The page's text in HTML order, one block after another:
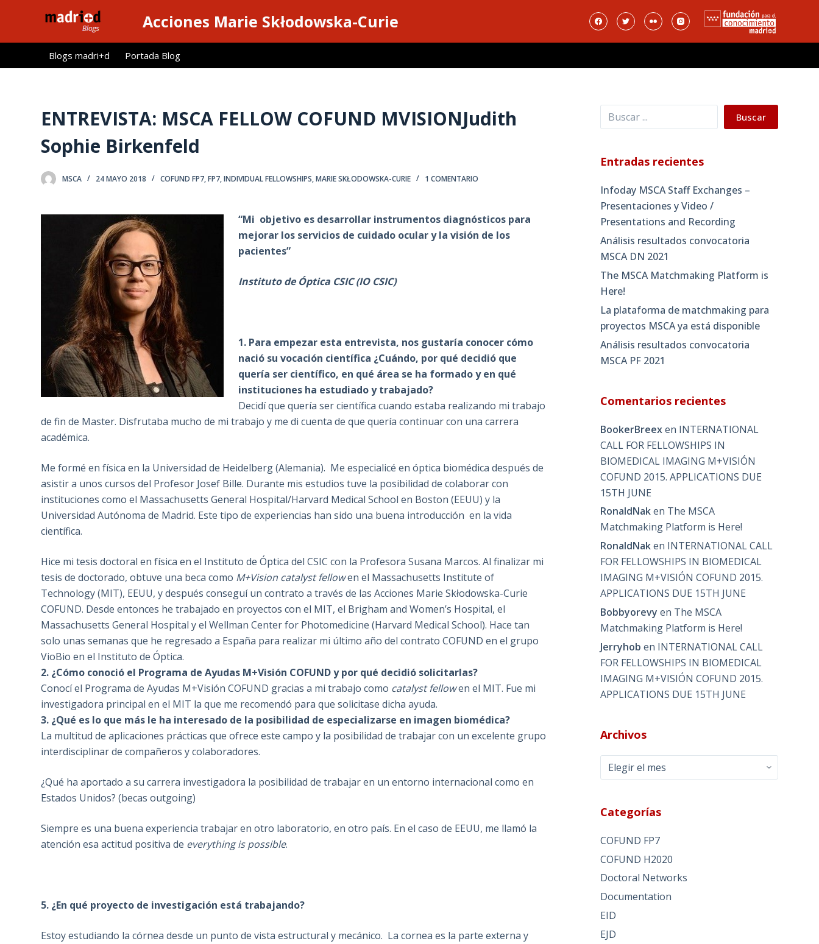
l
Acciones Marie Skłodowska-Curie
Blogs madri+d Portada Blog
ENTREVISTA: MSCA FELLOW COFUND MVISIONJudith
Sophie Birkenfeld
MSCA 24 MAYO 2018 COFUND FP7,FP7,INDIVIDUAL FELLOWSHIPS,MARIE SKŁODOWSKA-CURIE 1 COMENTARIO
“Mi objetivo es desarrollar instrumentos diagnósticos para
mejorar los servicios de cuidado ocular y la visión de los
pacientes”
Instituto de Óptica CSIC (IO CSIC)
1. Para empezar esta entrevista, nos gustaría conocer cómo
nació su vocación científica ¿Cuándo, por qué decidió que
quería ser científico, en qué área se ha formado y en qué
instituciones ha estudiado y trabajado?
Decidí que quería ser científica cuando estaba realizando mi trabajo
de fin de Master. Disfrutaba mucho de mi trabajo y me di cuenta de que quería continuar con una carrera
académica.
Me formé en física en la Universidad de Heidelberg (Alemania). Me especialicé en óptica biomédica después de
asistir a unos cursos del Profesor Josef Bille. Durante mis estudios tuve la posibilidad de colaborar con
instituciones como el Massachusetts General Hospital/Harvard Medical School en Boston (EEUU) y la
Universidad Autónoma de Madrid. Este tipo de experiencias han sido una buena introducción en la vida
científica.
Hice mi tesis doctoral en física en el Instituto de Óptica del CSIC con la Profesora Susana Marcos. Al finalizar mi
tesis de doctorado, obtuve una beca como M+Vision catalyst fellowen el Massachusetts Institute of
Technology (MIT), EEUU, y después conseguí un contrato a través de las Acciones Marie Skłodowska-Curie
COFUND. Desde entonces he trabajado en proyectos con el MIT, el Brigham and Women’s Hospital, el
Massachusetts General Hospital y el Wellman Center for Photomedicine (Harvard Medical School). Hace tan
solo unas semanas que he regresado a España para realizar mi último año del contrato COFUND en el grupo
VioBio en el Instituto de Óptica.
2. ¿Cómo conoció el Programa de Ayudas M+Visión COFUND y por qué decidió solicitarlas?
Conocí el Programa de Ayudas M+Visión COFUND gracias a mi trabajo como catalyst fellowen el MIT. Fue mi
investigadora principal en el MIT la que me recomendó para que solicitase dicha ayuda.
3. ¿Qué es lo que más le ha interesado de la posibilidad de especializarse en imagen biomédica?
La multitud de aplicaciones prácticas que ofrece este campo y la posibilidad de trabajar con un excelente grupo
interdisciplinar de compañeros y colaboradores.
¿Qué ha aportado a su carrera investigadora la posibilidad de trabajar en un entorno internacional como en
Estados Unidos? (becas outgoing)
Siempre es una buena experiencia trabajar en otro laboratorio, en otro país. En el caso de EEUU, me llamó la
atención esa actitud positiva de everything is possible.
5. ¿En qué proyecto de investigación está trabajando?
Estoy estudiando la córnea desde un punto de vista estructural y mecánico. La cornea es la parte externa y
Buscar Buscar
Entradas recientes
Infoday MSCA Staff Exchanges –
Presentaciones y Video /
Presentations and Recording
Análisis resultados convocatoria
MSCA DN 2021
The MSCA Matchmaking Platform is
Here!
La plataforma de matchmaking para
proyectos MSCA ya está disponible
Análisis resultados convocatoria
MSCA PF 2021
Comentarios recientes
BookerBreexen INTERNATIONAL
CALL FOR FELLOWSHIPS IN
BIOMEDICAL IMAGING M+VISIÓN
COFUND 2015. APPLICATIONS DUE
15TH JUNE
RonaldNaken The MSCA
Matchmaking Platform is Here!
RonaldNaken INTERNATIONAL CALL
FOR FELLOWSHIPS IN BIOMEDICAL
IMAGING M+VISIÓN COFUND 2015.
APPLICATIONS DUE 15TH JUNE
Bobbyorevy en The MSCA
Matchmaking Platform is Here!
Jerryhob en INTERNATIONAL CALL
FOR FELLOWSHIPS IN BIOMEDICAL
IMAGING M+VISIÓN COFUND 2015.
APPLICATIONS DUE 15TH JUNE
Archivos
Archivos
Categorías
COFUND FP7
COFUND H2020
Doctoral Networks
Documentation
EID
EJD